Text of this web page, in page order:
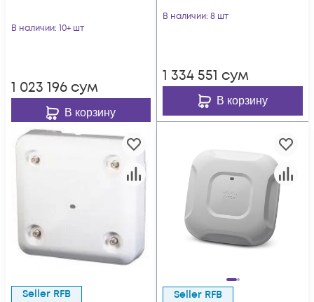
В наличии: 10+ шт
1 023 196 сум
В корзину
В наличии: 8 шт
1 334 551 сум
В корзину
Seller RFB Seller RFB